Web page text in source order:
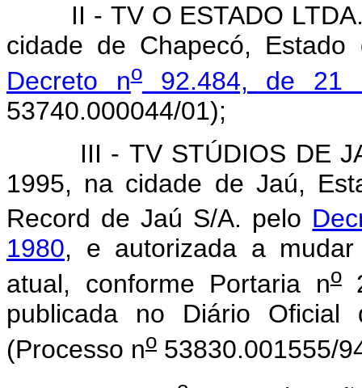
II - TV O ESTADO LTDA.,
cidade de Chapecó,
Decreto no92.484, de 21
53740.000044/01);
III - TV STÚDIOS DE
1995, na cidade de Jaú,
Record de Jaú S/A. pelo
1980, e autorizada a
atual, conforme Portaria no
publicada no Diário
(Processo no 53830.001555/